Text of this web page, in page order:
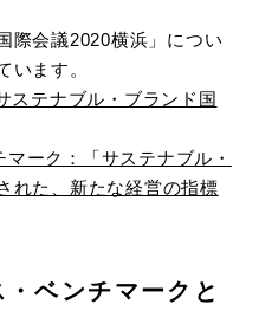
際会議2020横浜」につい
います。
ステナブル・ブランド国
ーク：「サステナブル・
れた、新たな経営の指標
ベンチマークと